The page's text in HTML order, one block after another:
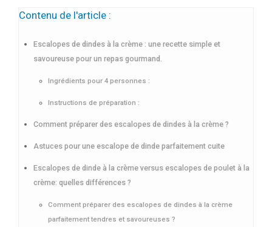
Contenu de l'article :
Escalopes de dindes à la crème : une recette simple et
savoureuse pour un repas gourmand.
Ingrédients pour 4 personnes :
Instructions de préparation :
Comment préparer des escalopes de dindes à la crème ?
Astuces pour une escalope de dinde parfaitement cuite
Escalopes de dinde à la crème versus escalopes de poulet à la
crème: quelles différences ?
Comment préparer des escalopes de dindes à la crème
parfaitement tendres et savoureuses ?